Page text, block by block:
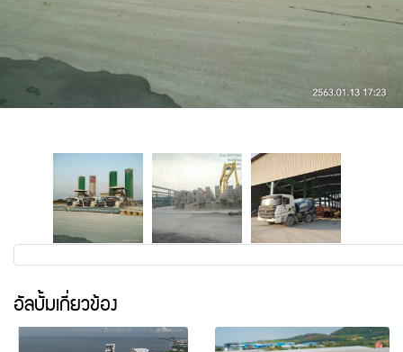
อัลบั้มเกี่ยวข้อง